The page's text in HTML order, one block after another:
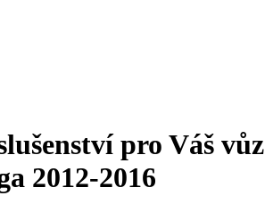
pro Váš vůz
2012-2016